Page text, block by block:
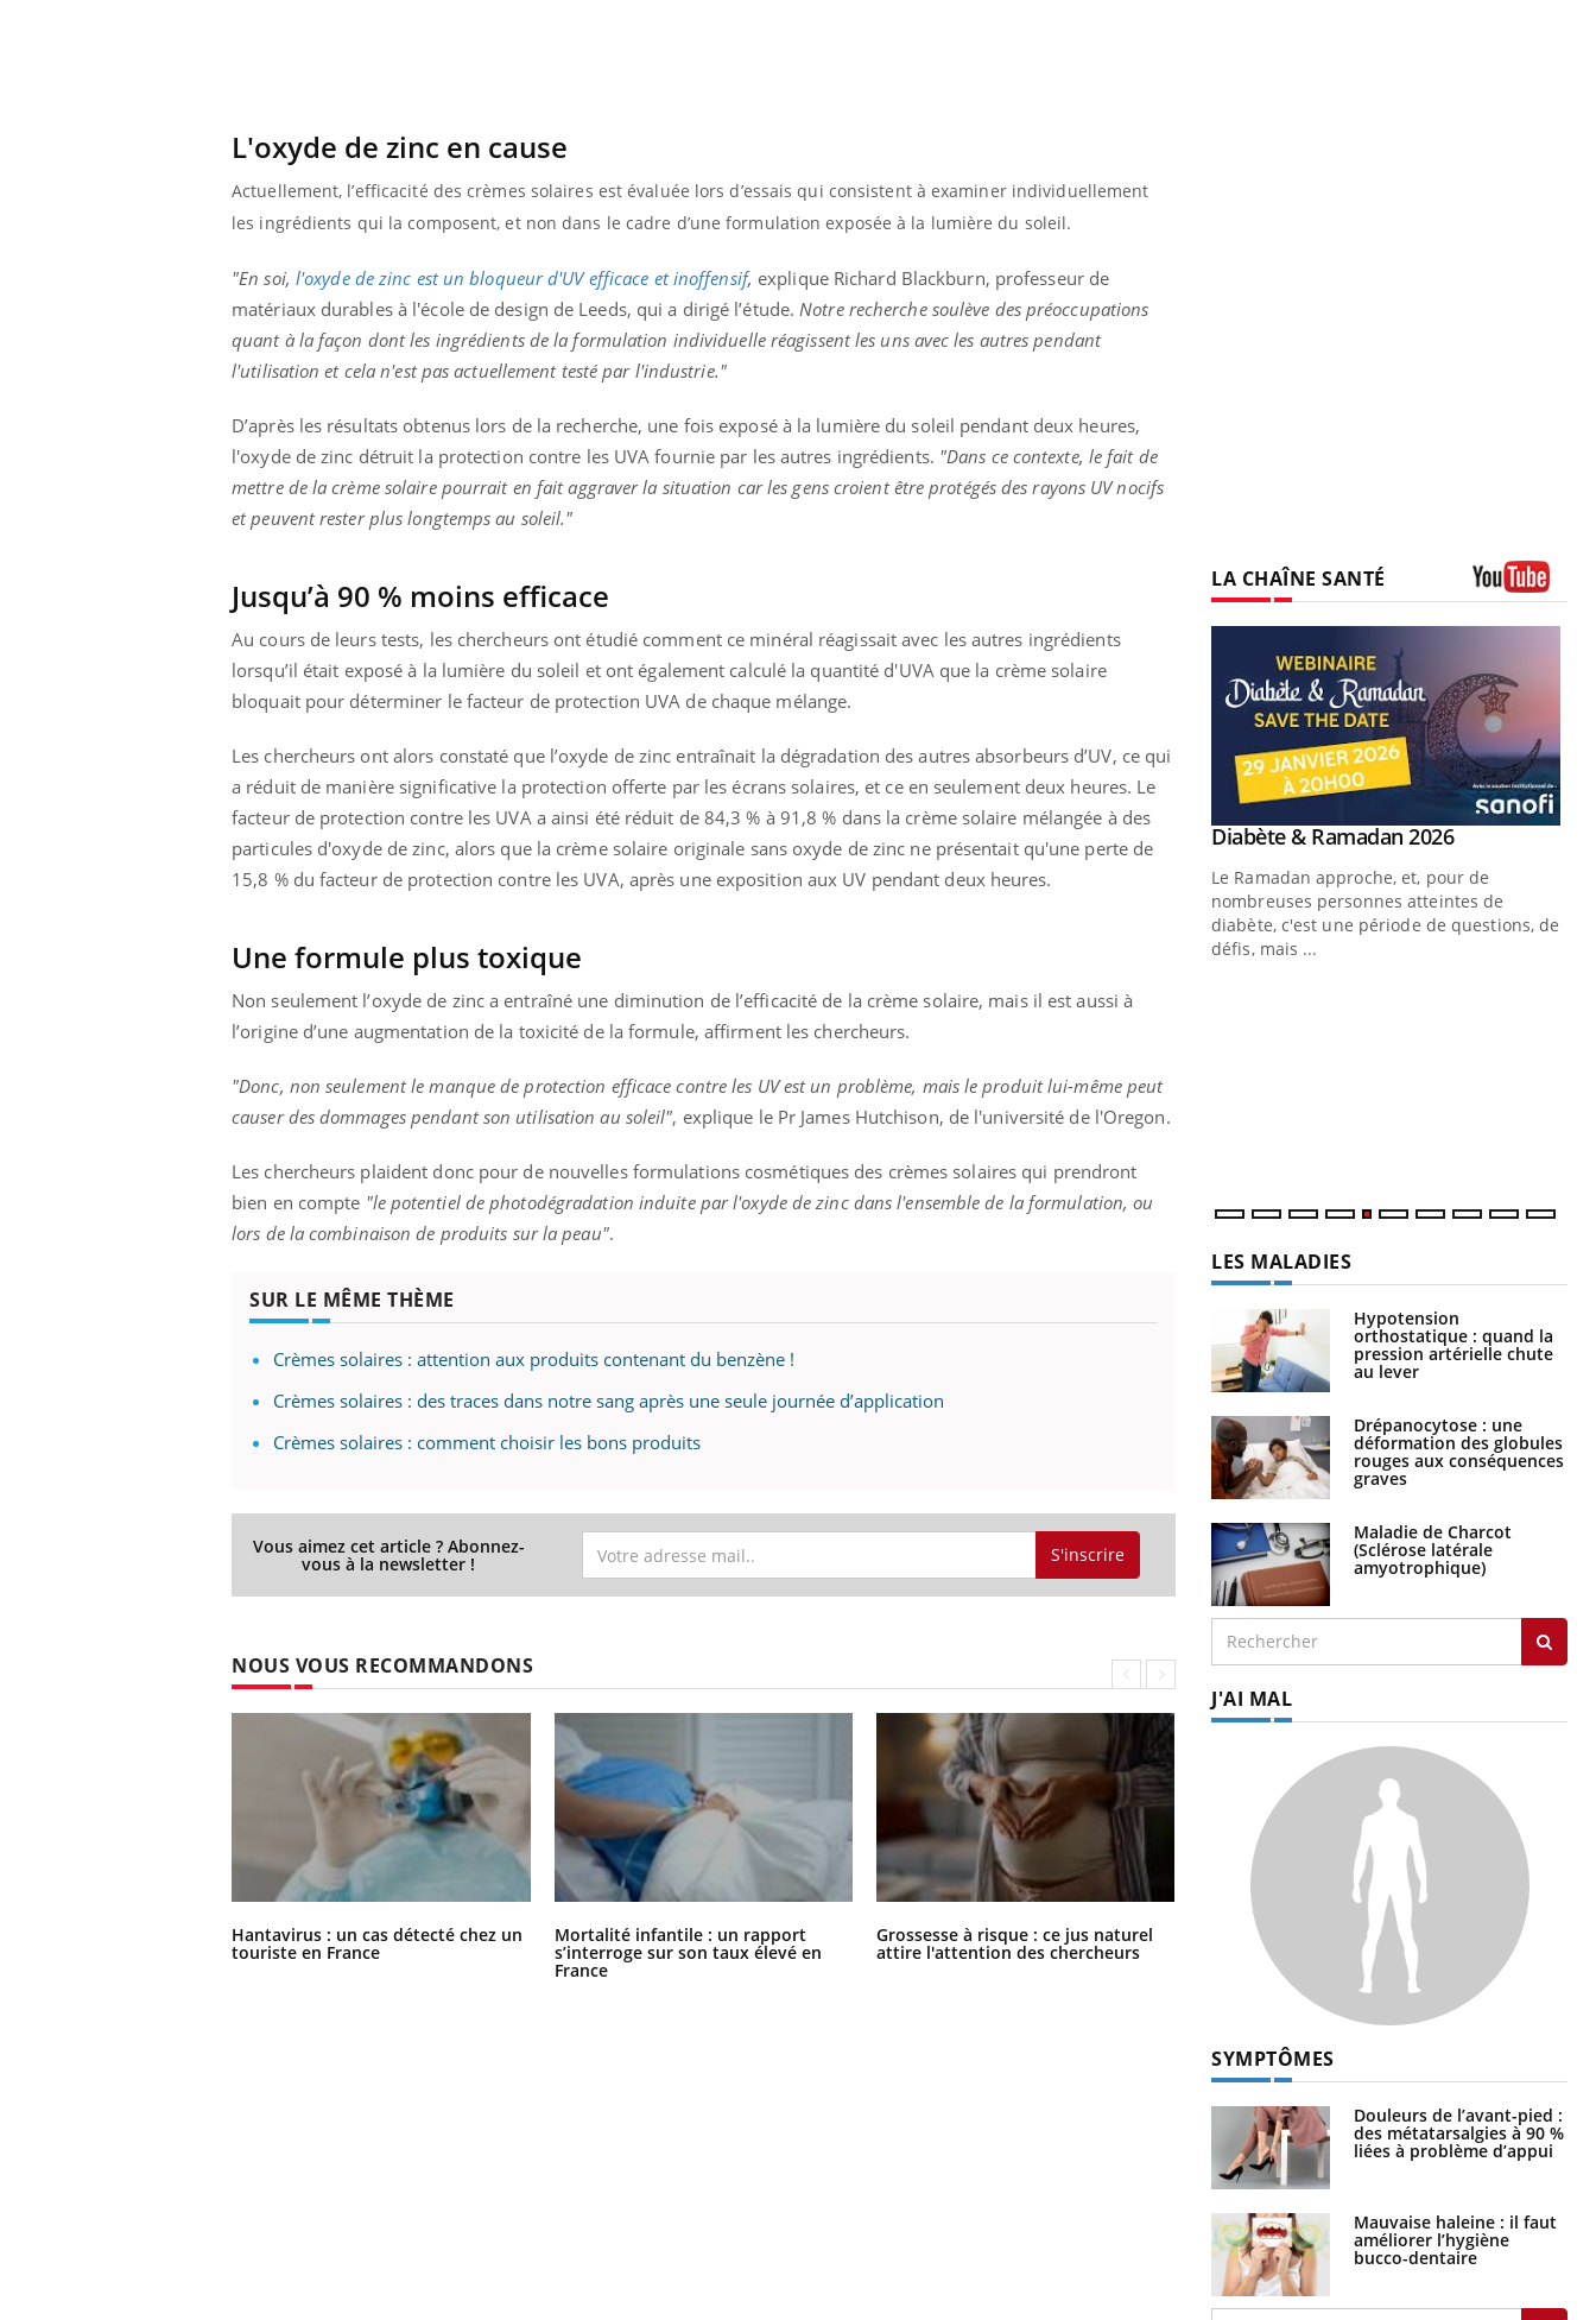
L'oxyde de zinc en cause
Actuellement, l’efficacité des crèmes solaires est évaluée lors d’essais qui consistent à examiner individuellement
les ingrédients qui la composent, et non dans le cadre d’une formulation exposée à la lumière du soleil.
"En soi, l'oxyde de zinc est un bloqueur d'UV efficace et inoffensif, explique Richard Blackburn, professeur de
matériaux durables à l'école de design de Leeds, qui a dirigé l’étude.Notre recherche soulève des préoccupations
quant à la façon dont les ingrédients de la formulation individuelle réagissent les uns avec les autres pendant
l'utilisation et cela n'est pas actuellement testé par l'industrie."
D’après les résultats obtenus lors de la recherche, une fois exposé à la lumière du soleil pendant deux heures,
l'oxyde de zinc détruit la protection contre les UVA fournie par les autres ingrédients. "Dans ce contexte, le fait de
mettre de la crème solaire pourrait en fait aggraver la situation car les gens croient être protégés des rayons UV nocifs
et peuvent rester plus longtemps au soleil."
Jusqu’à 90 % moins efficace
Au cours de leurs tests, les chercheurs ont étudié comment ce minéral réagissait avec les autres ingrédients
lorsqu’il était exposé à la lumière du soleil et ont également calculé la quantité d'UVA que la crème solaire
bloquait pour déterminer le facteur de protection UVA de chaque mélange.
Les chercheurs ont alors constaté que l’oxyde de zinc entraînait la dégradation des autres absorbeurs d’UV, ce qui
a réduit de manière significative la protection offerte par les écrans solaires, et ce en seulement deux heures. Le
facteur de protection contre les UVA a ainsi été réduit de 84,3 % à 91,8 % dans la crème solaire mélangée à des
particules d'oxyde de zinc, alors que la crème solaire originale sans oxyde de zinc ne présentait qu'une perte de
15,8 % du facteur de protection contre les UVA, après une exposition aux UV pendant deux heures.
Une formule plus toxique
Non seulement l’oxyde de zinc a entraîné une diminution de l’efficacité de la crème solaire, mais il est aussi à
l’origine d’une augmentation de la toxicité de la formule, affirment les chercheurs.
"Donc, non seulement le manque de protection efficace contre les UV est un problème, mais le produit lui-même peut
causer des dommages pendant son utilisation au soleil", explique le Pr James Hutchison, de l'université de l'Oregon.
Les chercheurs plaident donc pour de nouvelles formulations cosmétiques des crèmes solaires qui prendront
bien en compte "le potentiel de photodégradation induite par l'oxyde de zinc dans l'ensemble de la formulation, ou
lors de la combinaison de produits sur la peau".
SUR LE MÊME THÈME
Crèmes solaires : attention aux produits contenant du benzène !
Crèmes solaires : des traces dans notre sang après une seule journée d’application
Crèmes solaires : comment choisir les bons produits
Vous aimez cet article ? Abonnez-
vous à la newsletter ! S'inscrire
NOUS VOUS RECOMMANDONS
Hantavirus : un cas détecté chez un
touriste en France
Mortalité infantile : un rapport
s’interroge sur son taux élevé en
France
Grossesse à risque : ce jus naturel
attire l'attention des chercheurs
Comment oublier les écrans en
vacances ?
LA CHAÎNE SANTÉ
Carence en fer : comprendre pour
Youtube
Fatigue, irritabilité, brouillard mental ou
carence en fer sont multiples ce qui la rend
Youtube
Insuline & Charge mentale : et si on
osait en parler??Youtube
patients comme parfois chez les soignants.
Youtube
Eczéma Chronique des Mains : se
préparer pour l’été ! Youtube
Youtube
Diabète & Ramadan 2026Youtube
Le Ramadan approche, et, pour de
nombreuses personnes atteintes de
diabète, c'est une période de questions, de
défis, mais ...
LES MALADIES
Hypotension
orthostatique : quand la
pression artérielle chute
au lever
Drépanocytose : une
déformation des globules
rouges aux conséquences
graves
Maladie de Charcot
(Sclérose latérale
amyotrophique)
J'AI MAL
SYMPTÔMES
Douleurs de l’avant-pied :
des métatarsalgies à 90 %
liées à problème d’appui
Mauvaise haleine : il faut
améliorer l’hygiène
bucco-dentaire